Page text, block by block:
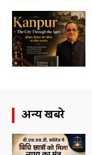
अन्य खबरे